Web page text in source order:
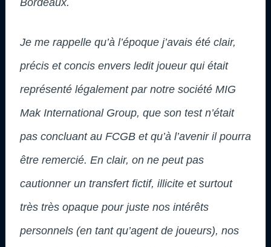
Je me rappelle qu’à l’époque j’avais été clair,
précis et concis envers ledit joueur qui était
représenté légalement par notre société MIG
Mak International Group, que son test n’était
pas concluant au FCGB et qu’à l’avenir il pourra
être remercié. En clair, on ne peut pas
cautionner un transfert fictif, illicite et surtout
très très opaque pour juste nos intérêts
personnels (en tant qu’agent de joueurs), nos